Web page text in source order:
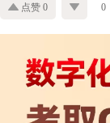
点赞 0 0